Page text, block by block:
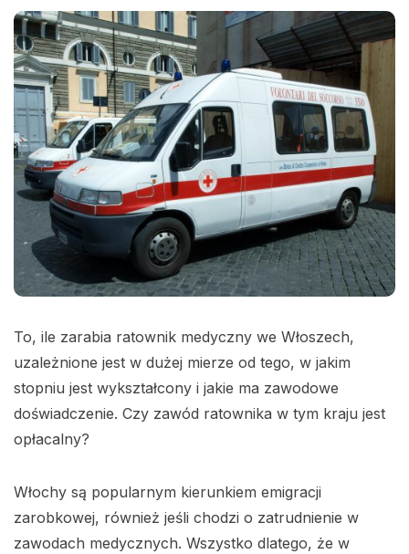
To, ile zarabia ratownik medyczny we Włoszech,
uzależnione jest w dużej mierze od tego, w jakim
stopniu jest wykształcony i jakie ma zawodowe
doświadczenie. Czy zawód ratownika w tym kraju jest
opłacalny?
Włochy są popularnym kierunkiem emigracji
zarobkowej, również jeśli chodzi o zatrudnienie w
zawodach medycznych. Wszystko dlatego, że w